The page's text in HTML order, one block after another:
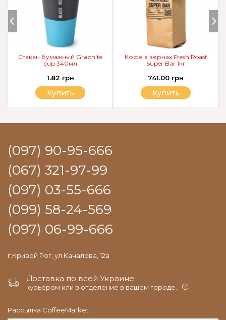
Кофе в зёрнах Fresh Roast
Super Bar 1кг
741.00 грн
Купить
Стакан бумажный Graphite
cup 340мл
1.82 грн
Купить
(097) 90-95-666
(067) 321-97-99
(097) 03-55-666
(099) 58-24-569
(097) 06-99-666
г.Кривой Рог, ул.Качалова, 12а
Доставка по всей Украине
курьером или в отделение в вашем городе.
Рассылка CoffeeMarket